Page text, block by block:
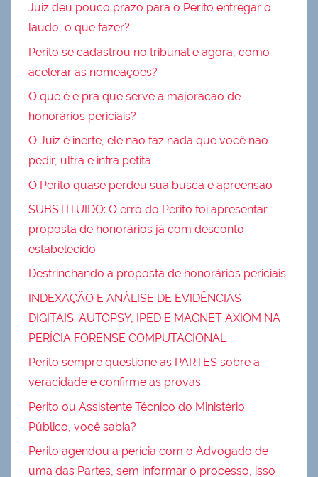
Juiz deu pouco prazo para o Perito entregar o
laudo, o que fazer?
Perito se cadastrou no tribunal e agora, como
acelerar as nomeações?
O que é e pra que serve a majoracão de
honorários periciais?
O Juiz é inerte, ele não faz nada que você não
pedir, ultra e infra petita
O Perito quase perdeu sua busca e apreensão
SUBSTITUIDO: O erro do Perito foi apresentar
proposta de honorários já com desconto
estabelecido
Destrinchando a proposta de honorários periciais
INDEXAÇÃO E ANÁLISE DE EVIDÊNCIAS
DIGITAIS: AUTOPSY, IPED E MAGNET AXIOM NA
PERÍCIA FORENSE COMPUTACIONAL
Perito sempre questione as PARTES sobre a
veracidade e confirme as provas
Perito ou Assistente Técnico do Ministério
Público, você sabia?
Perito agendou a perícia com o Advogado de
uma das Partes, sem informar o processo, isso